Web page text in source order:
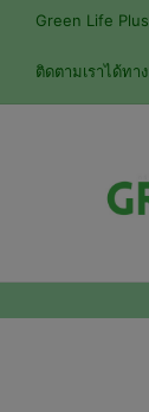
Green Life
ติดตามเราได้ทาง